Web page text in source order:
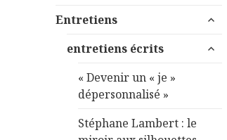
sous-
Entretiens
ouvrir
sous-
entretiens écrits
ouvrir
« Devenir un « je »
dépersonnalisé »
Stéphane Lambert : le